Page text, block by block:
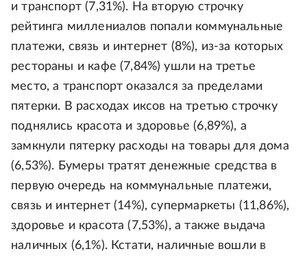
и транспорт (7,31%). На вторую строчку
рейтинга миллениалов попали коммунальные
платежи, связь и интернет (8%), из-за которых
рестораны и кафе (7,84%) ушли на третье
место, а транспорт оказался за пределами
пятерки. В расходах иксов на третью строчку
поднялись красота и здоровье (6,89%), а
замкнули пятерку расходы на товары для дома
(6,53%). Бумеры тратят денежные средства в
первую очередь на коммунальные платежи,
связь и интернет (14%), супермаркеты (11,86%),
здоровье и красота (7,53%), а также выдача
наличных (6,1%). Кстати, наличные вошли в